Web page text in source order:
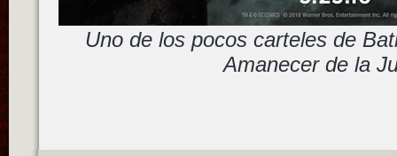
Uno de los pocos carteles de
Amanecer de la